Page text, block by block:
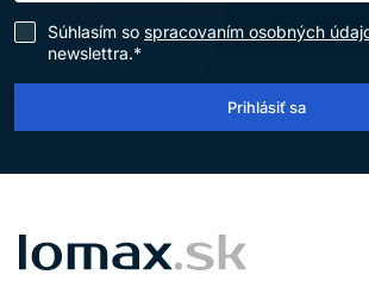
Súhlasím so spracovaním osobných
newslettra.*
Prihlásiť sa
LOMAX